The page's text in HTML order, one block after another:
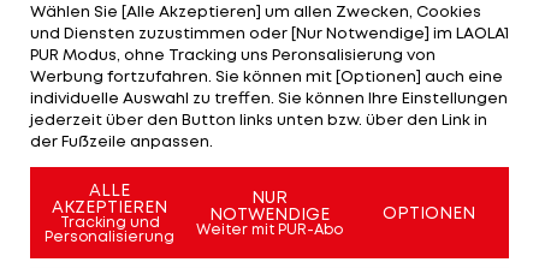
gespielt, darunter beim Finalsieg gegen England.
Lyon hat in Frankreichs Liga aus zwei Partien nur
einen Punkt geholt.
Der legendäre Durchmarsch des FC
Wacker Tirol I #Zwarakonferenz History
Zwarakonferenz
Christopher Knett
Stammtisch
Wählen Sie [Alle Akzeptieren] um allen Zwecken, Cookies
und Diensten zuzustimmen oder [Nur Notwendige] im LAOLA1
PUR Modus, ohne Tracking uns Peronsalisierung von
Werbung fortzufahren. Sie können mit [Optionen] auch eine
individuelle Auswahl zu treffen. Sie können Ihre Einstellungen
jederzeit über den Button links unten bzw. über den Link in
der Fußzeile anpassen.
ALLE
AKZEPTIEREN
Tracking und
Personalisierung
NUR
NOTWENDIGE
Weiter mit PUR-Abo
OPTIONEN